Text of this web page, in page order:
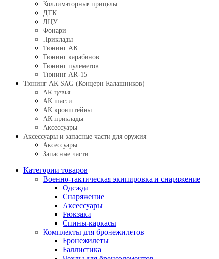
Коллиматорные прицелы
ДТК
ЛЦУ
Фонари
Приклады
Тюнинг АК
Тюнинг карабинов
Тюнинг пулеметов
Тюнинг AR-15
Тюнинг АК SAG (Концерн Калашников)
АК цевья
АК шасси
АК кронштейны
АК приклады
Аксессуары
Аксессуары и запасные части для оружия
Аксессуары
Запасные части
Категории товаров
Военно-тактическая экипировка и снаряжение
Одежда
Снаряжение
Аксессуары
Рюкзаки
Спины-каркасы
Комплекты для бронежилетов
Бронежилеты
Баллистика